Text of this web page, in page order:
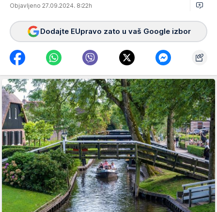
Objavljeno 27.09.2024. 8:22h
Dodajte EUpravo zato u vaš Google izbor